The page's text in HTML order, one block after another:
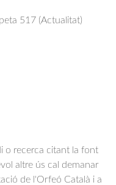
517 (Actualitat)
o recerca citant la font
altre ús cal demanar
de l'Orfeó Català i a